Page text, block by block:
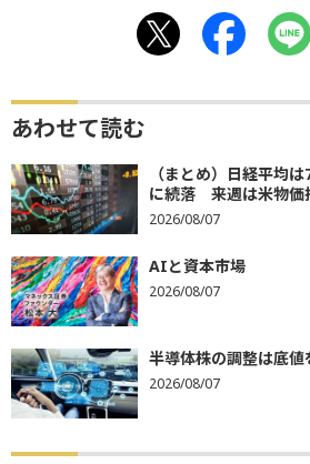
あわせて読む
（まとめ）日経平均
に続落 来週は米物価
2026/08/07
AIと資本市場
2026/08/07
半導体株の調整は底値
2026/08/07